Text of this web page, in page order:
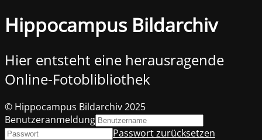
Hippocampus Bildarchiv
Hier entsteht eine herausragende
Online-Fotoblibliothek
© Hippocampus Bildarchiv 2025
Benutzeranmeldung
Passwort zurücksetzen